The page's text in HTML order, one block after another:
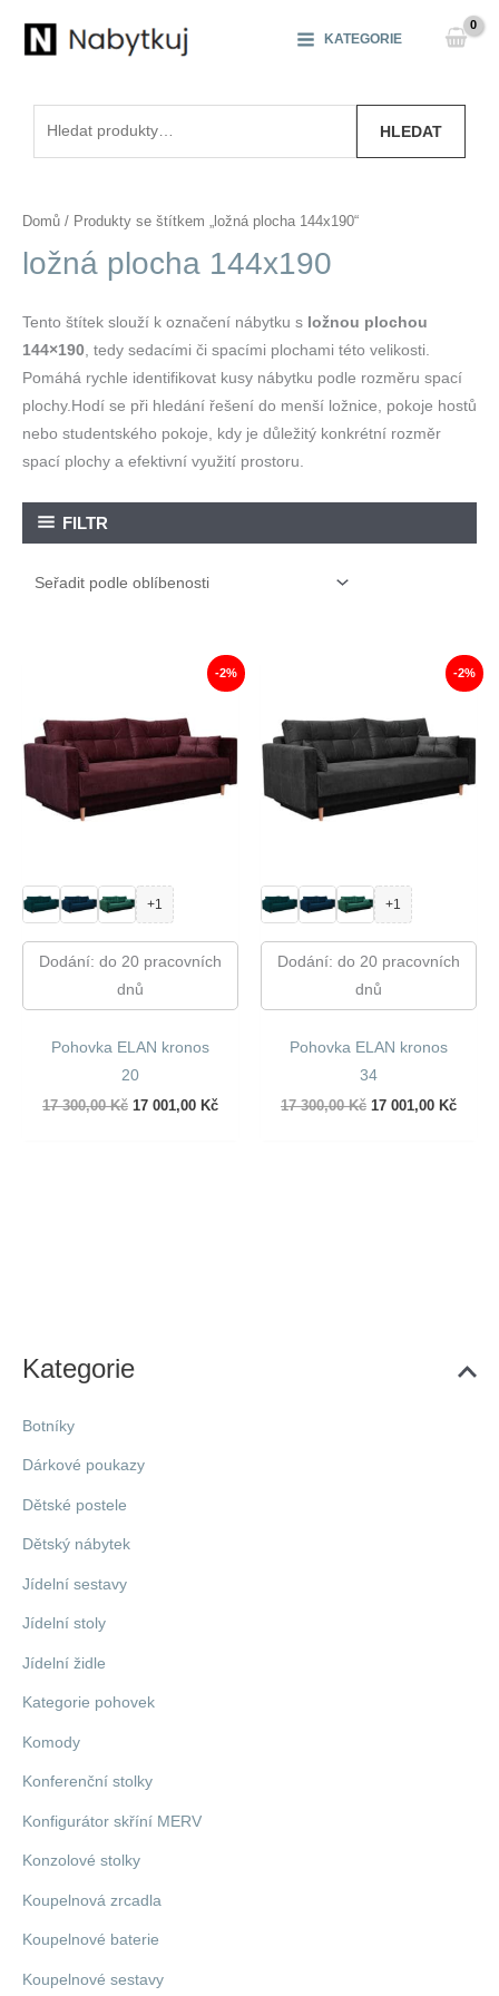
KATEGORIE
HLEDAT
Kategorie
Botníky
Dárkové poukazy
Dětské postele
Dětský nábytek
Jídelní sestavy
Jídelní stoly
Jídelní židle
Kategorie pohovek
Komody
Konferenční stolky
Konfigurátor skříní MERV
Konzolové stolky
Koupelnová zrcadla
Koupelnové baterie
Koupelnové sestavy
Domů / Produkty se štítkem „ložná plocha 144x190“
ložná plocha 144x190
Tento štítek slouží k označení nábytku s ložnou plochou
144×190 , tedy sedacími či spacími plochami této velikosti.
Pomáhá rychle identifikovat kusy nábytku podle rozměru spací
plochy.Hodí se při hledání řešení do menší ložnice, pokoje hostů
nebo studentského pokoje, kdy je důležitý konkrétní rozměr
spací plochy a efektivní využití prostoru.
FILTR
-2%
+1
Dodání: do 20 pracovních
dnů
Pohovka ELAN kronos
20
17 300,00Kč Původní
17 001,00 KčAktuální
-2%
+1
Dodání: do 20 pracovních
dnů
Pohovka ELAN kronos
34
17 300,00Kč Původní
17 001,00 Kč